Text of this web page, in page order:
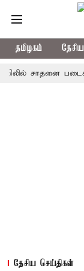
தமிழகம்
படைக்க
தேசிய செய்திகள்